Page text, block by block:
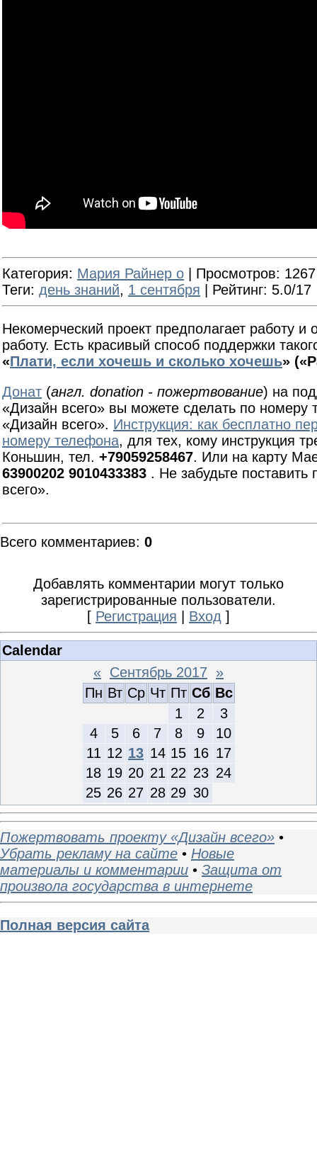
Категория: Мария Райнер о Просмотров:
Теги: день знаний, 1 сентября Рейтинг: 5.0/17
Некомерческий проект предполагает работу и
работу. Есть красивый способ поддержки
«Плати, если хочешь и сколько хочешь»
Донат (англ. donation - пожертвование) на
«Дизайн всего» вы можете сделать по номеру
«Дизайн всего». Инструкция: как бесплатно
номеру телефона, для тех, кому инструкция
Коньшин, тел. +79059258467. Или на карту
63900202 9010433383 . Не забудьте поставить
всего».
Всего комментариев: 0
Добавлять комментарии могут только
зарегистрированные пользователи.
[ Регистрация Вход ]
Calendar
« Сентябрь 2017
»
Пн Вт Ср Чт Пт Сб Вс
1
2
3
4
5 6 7 8 9
10
11 12 13 14 15 16 17
18 19 20 21 22 23 24
25 26 27 28 29 30
Пожертвовать проекту «Дизайн всего» •
Убрать рекламу на сайте • Новые
материалы и комментарии • Защита от
произвола государства в интернете
Полная версия сайта